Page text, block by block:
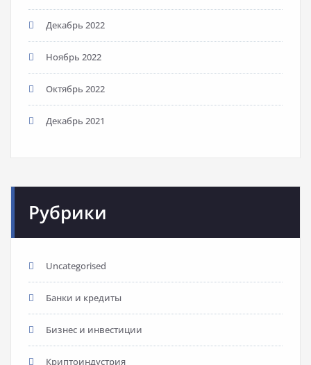
Декабрь 2022
Ноябрь 2022
Октябрь 2022
Декабрь 2021
Рубрики
Uncategorised
Банки и кредиты
Бизнес и инвестиции
Криптоиндустрия